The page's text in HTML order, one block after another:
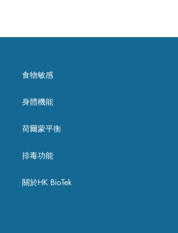
食物敏感
身體機能
荷爾蒙平衡
排毒功能
關於HK BioTek